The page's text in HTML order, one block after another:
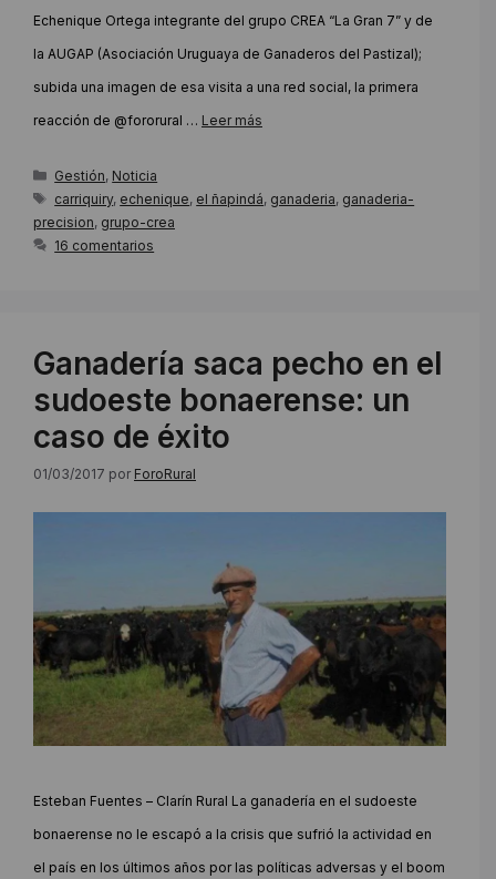
Echenique Ortega integrante del grupo CREA “La Gran 7” y de
la AUGAP (Asociación Uruguaya de Ganaderos del Pastizal);
subida una imagen de esa visita a una red social, la primera
reacción de @fororural … Leer más
Categorías
Gestión, Noticia
Etiquetas
carriquiry, echenique, el ñapindá, ganaderia, ganaderia-
precision, grupo-crea
16 comentarios
Ganadería saca pecho en el
sudoeste bonaerense: un
caso de éxito
01/03/2017 por ForoRural
Esteban Fuentes – Clarín Rural La ganadería en el sudoeste
bonaerense no le escapó a la crisis que sufrió la actividad en
el país en los últimos años por las políticas adversas y el boom